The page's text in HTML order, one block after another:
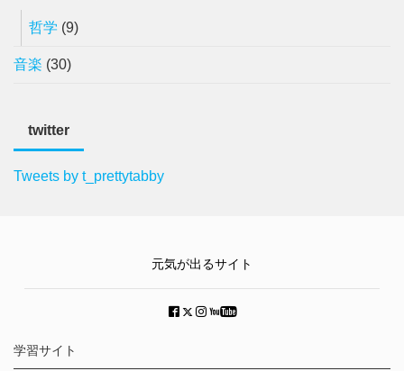
哲学 (9)
音楽 (30)
twitter
Tweets by t_prettytabby
元気が出るサイト
学習サイト